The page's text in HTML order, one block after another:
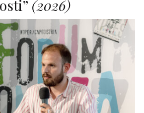
(2026)